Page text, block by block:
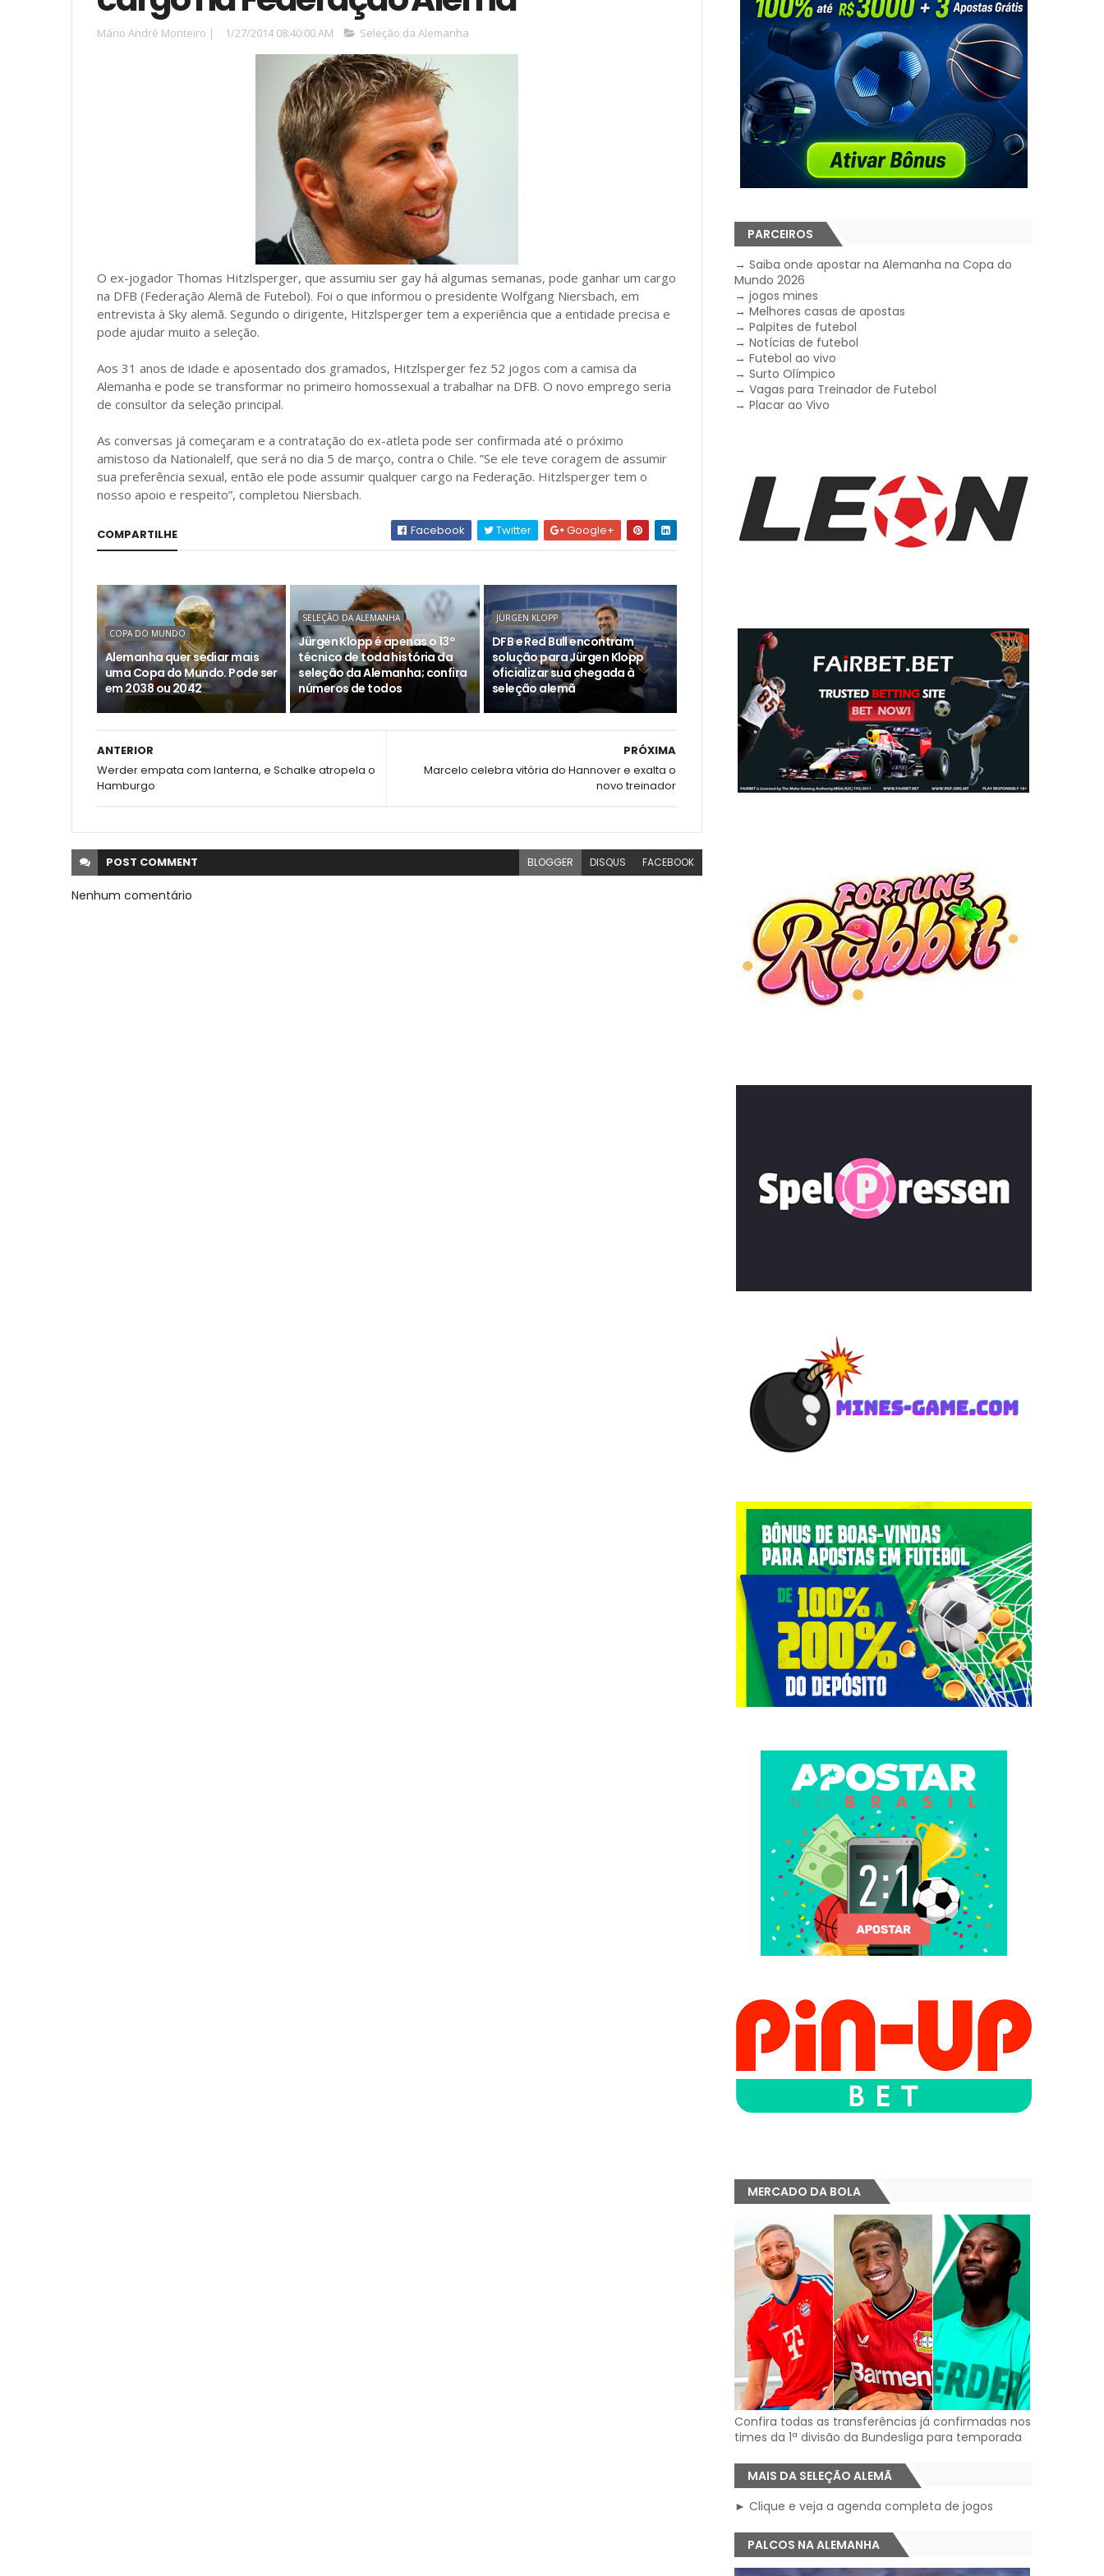
Mário André Monteiro | 1/27/2014 08:40:00 AM Seleção da Alemanha
O ex-jogador Thomas Hitzlsperger, que assumiu ser gay há algumas semanas, pode ganhar um cargo
na DFB (Federação Alemã de Futebol). Foi o que informou o presidente Wolfgang Niersbach, em
entrevista à Sky alemã. Segundo o dirigente, Hitzlsperger tem a experiência que a entidade precisa e
pode ajudar muito a seleção.
Aos 31 anos de idade e aposentado dos gramados, Hitzlsperger fez 52 jogos com a camisa da
Alemanha e pode se transformar no primeiro homossexual a trabalhar na DFB. O novo emprego seria
de consultor da seleção principal.
As conversas já começaram e a contratação do ex-atleta pode ser confirmada até o próximo
amistoso da Nationalelf, que será no dia 5 de março, contra o Chile. ”Se ele teve coragem de assumir
sua preferência sexual, então ele pode assumir qualquer cargo na Federação. Hitzlsperger tem o
nosso apoio e respeito”, completou Niersbach.
COMPARTILHE Facebook Twitter Google+
COPA DO MUNDO
Alemanha quer sediar mais
uma Copa do Mundo. Pode ser
em 2038 ou 2042
SELEÇÃO DA ALEMANHA
Jürgen Klopp é apenas o 13º
técnico de toda história da
seleção da Alemanha; confira
números de todos
JÜRGEN KLOPP
DFB e Red Bull encontram
solução para Jürgen Klopp
oficializar sua chegada à
seleção alemã
PRÓXIMA
Marcelo celebra vitória do Hannover e exalta o
novo treinador
ANTERIOR
Werder empata com lanterna, e Schalke atropela o
Hamburgo
POST COMMENT BLOGGER DISQUS FACEBOOK
Nenhum comentário
PARCEIROS
→Saiba onde apostar na Alemanha na Copa do
Mundo 2026
→jogos mines
→Melhores casas de apostas
→Palpites de futebol
→Notícias de futebol
→Futebol ao vivo
→Surto Olímpico
→Vagas para Treinador de Futebol
→Placar ao Vivo
MERCADO DA BOLA
Confira todas as transferências já confirmadas nos
times da 1ª divisão da Bundesliga para temporada
MAIS DA SELEÇÃO ALEMÃ
► Clique e veja a agenda completa de jogos
PALCOS NA ALEMANHA